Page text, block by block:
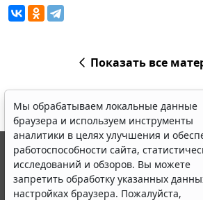
Показать все
Мы обрабатываем локальные данные
браузера и используем инструменты
аналитики в целях улучшения и
работоспособности сайта,
исследований и обзоров. Вы можете
запретить обработку указанных
настройках браузера. Пожалуйста,
© ООО "НПП "ГАРАНТ-СЕРВИС", 2026.
выпускается с 1990 года. Компания
являются участниками Российской